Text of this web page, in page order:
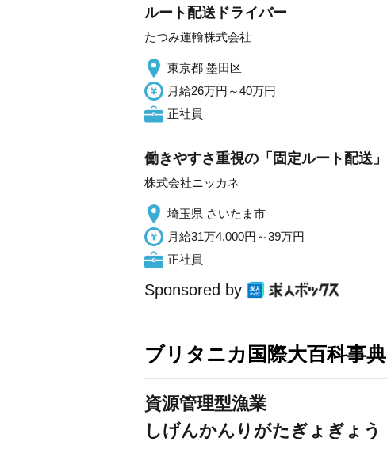
ルート配送ドライバー
たつみ運輸株式会社
東京都 墨田区
月給26万円～40万円
正社員
働きやすさ重視の「固定ルート配送
株式会社ニッカネ
埼玉県 さいたま市
月給31万4,000円～39万円
正社員
Sponsored by
ブリタニカ国際大百科事
資源管理型漁業
しげんかんりがたぎょぎょう